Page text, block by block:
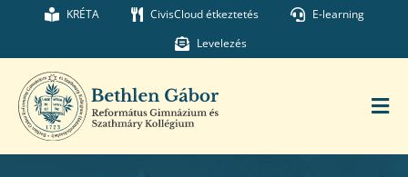
Kihagyás KRÉTA CivisCloud étkeztetés
E-learning
Levelezés